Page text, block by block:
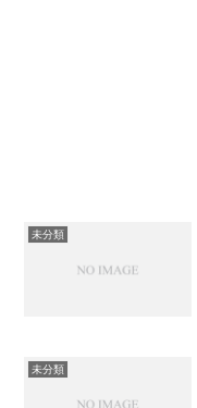
未分類
未分類